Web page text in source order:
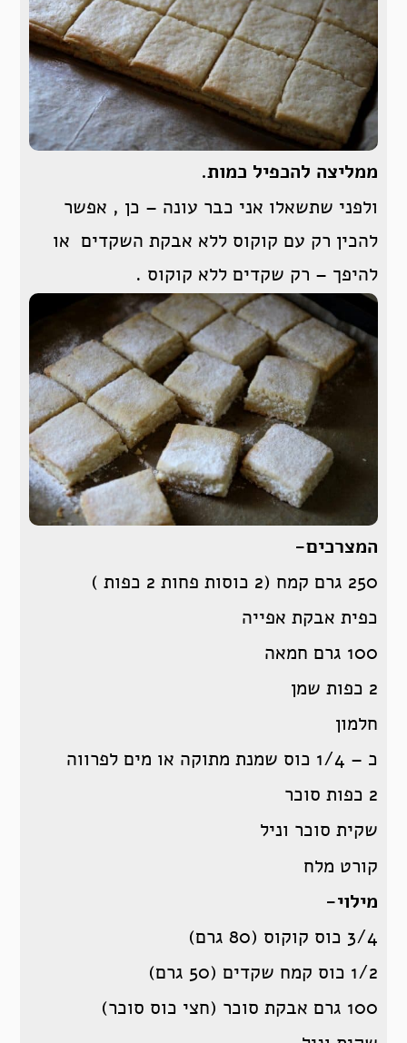
ממליצה להכפיל כמות.
ולפני שתשאלו אני כבר עונה – כן , אפשר
להכין רק עם קוקוס ללא אבקת השקדים או
להיפך – רק שקדים ללא קוקוס .
המצרכים-
250 גרם קמח (2 כוסות פחות 2 כפות )
כפית אבקת אפייה
100 גרם חמאה
2 כפות שמן
חלמון
כ – 1/4 כוס שמנת מתוקה או מים לפרווה
2 כפות סוכר
שקית סוכר וניל
קורט מלח
מילוי-
3/4 כוס קוקוס (80 גרם)
1/2 כוס קמח שקדים (50 גרם)
100 גרם אבקת סוכר (חצי כוס סוכר)